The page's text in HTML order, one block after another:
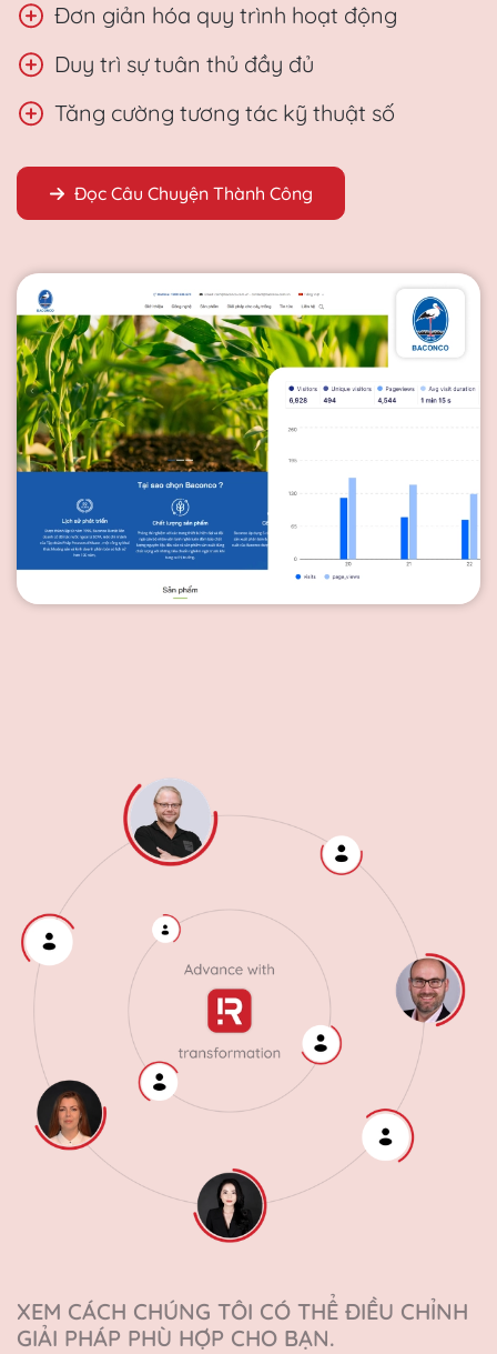
Đơn giản hóa quy trình hoạt động
Duy trì sự tuân thủ đầy đủ
Tăng cường tương tác kỹ thuật số
Đọc Câu Chuyện Thành Công
XEM CÁCH CHÚNG TÔI CÓ THỂ ĐIỀU CHỈNH
GIẢI PHÁP PHÙ HỢP CHO BẠN.